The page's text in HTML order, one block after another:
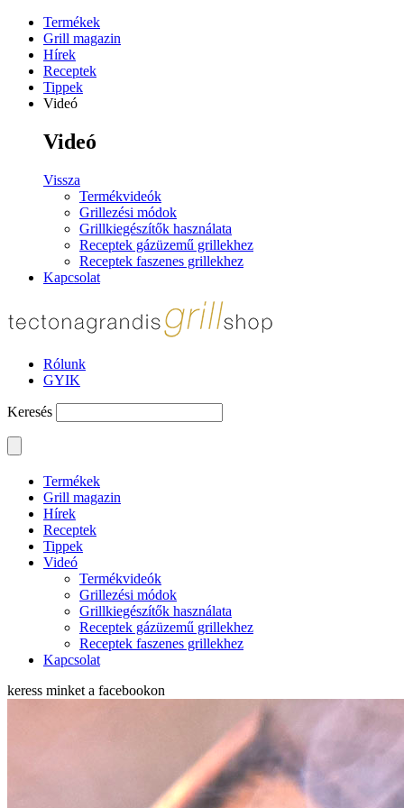
Termékek
Grill magazin
Hírek
Receptek
Tippek
Videó
Videó
Vissza
Termékvideók
Grillezési módok
Grillkiegészítők használata
Receptek gázüzemű grillekhez
Receptek faszenes grillekhez
Kapcsolat
Rólunk
GYIK
Keresés
Termékek
Grill magazin
Hírek
Receptek
Tippek
Videó
Termékvideók
Grillezési módok
Grillkiegészítők használata
Receptek gázüzemű grillekhez
Receptek faszenes grillekhez
Kapcsolat
keress minket a facebookon